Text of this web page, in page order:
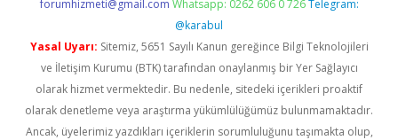
forumhizmeti@gmail.com Whatsapp: 0262 606 0 726 Telegram:
@karabul
Yasal Uyarı: Sitemiz, 5651 Sayılı Kanun gereğince Bilgi Teknolojileri
ve İletişim Kurumu (BTK) tarafından onaylanmış bir Yer Sağlayıcı
olarak hizmet vermektedir. Bu nedenle, sitedeki içerikleri proaktif
olarak denetleme veya araştırma yükümlülüğümüz bulunmamaktadır.
Ancak, üyelerimiz yazdıkları içeriklerin sorumluluğunu taşımakta olup,